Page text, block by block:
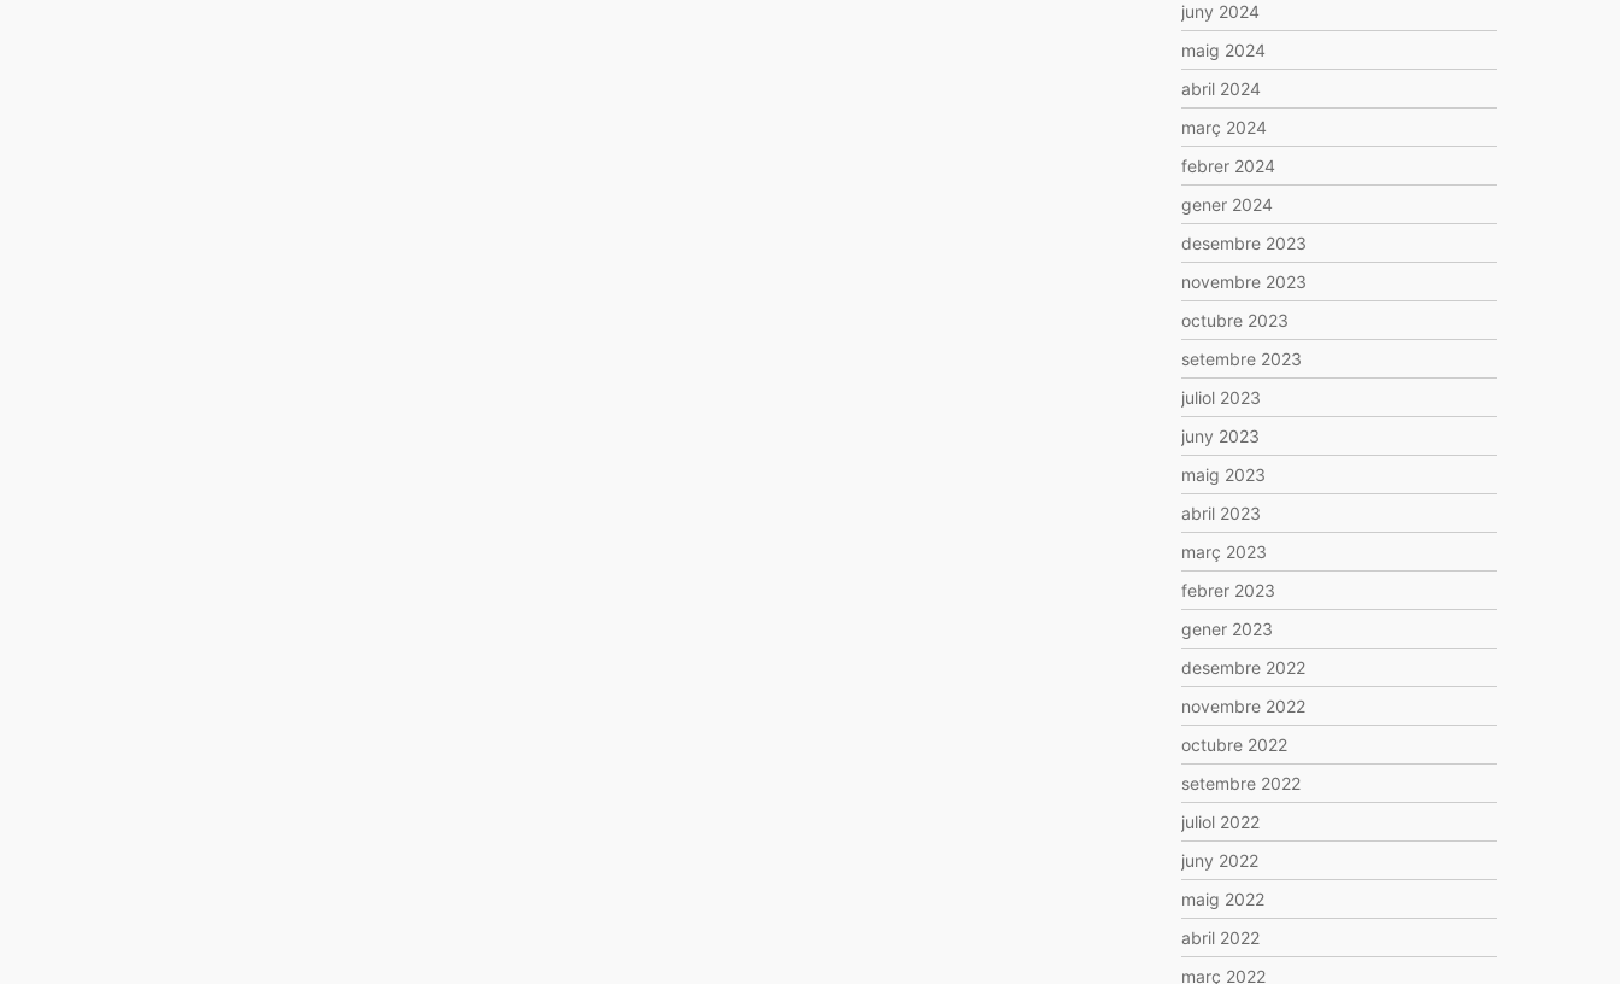
juny 2024
maig 2024
abril 2024
març 2024
febrer 2024
gener 2024
desembre 2023
novembre 2023
octubre 2023
setembre 2023
juliol 2023
juny 2023
maig 2023
abril 2023
març 2023
febrer 2023
gener 2023
desembre 2022
novembre 2022
octubre 2022
setembre 2022
juliol 2022
juny 2022
maig 2022
abril 2022
març 2022